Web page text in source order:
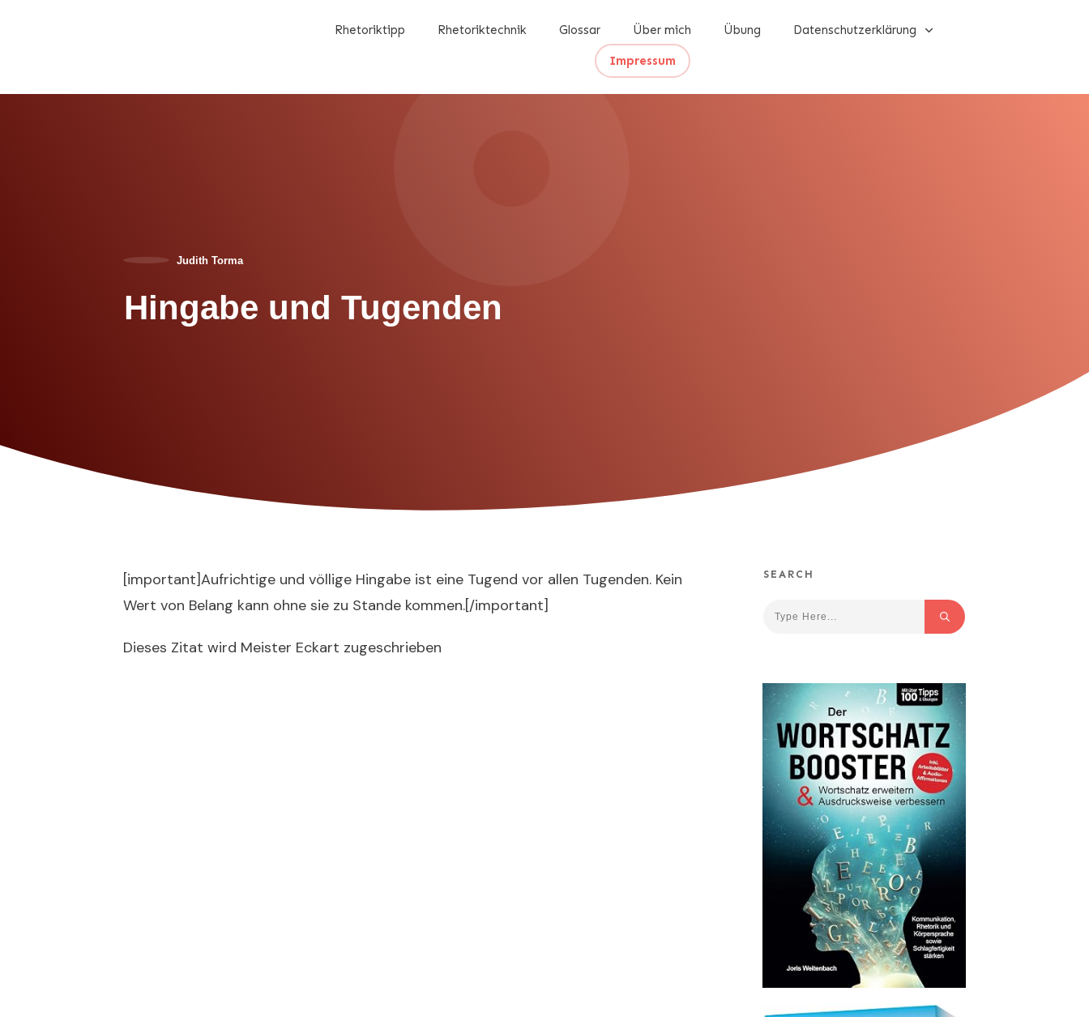
Rhetoriktipp Rhetoriktechnik Glossar Über mich Übung Datenschutzerklärung
Impressum
Judith Torma
Hingabe und Tugenden
[important]Aufrichtige und völlige Hingabe ist eine Tugend vor allen Tugenden. Kein
Wert von Belang kann ohne sie zu Stande kommen.[/important]
Dieses Zitat wird Meister Eckart zugeschrieben
SEARCH